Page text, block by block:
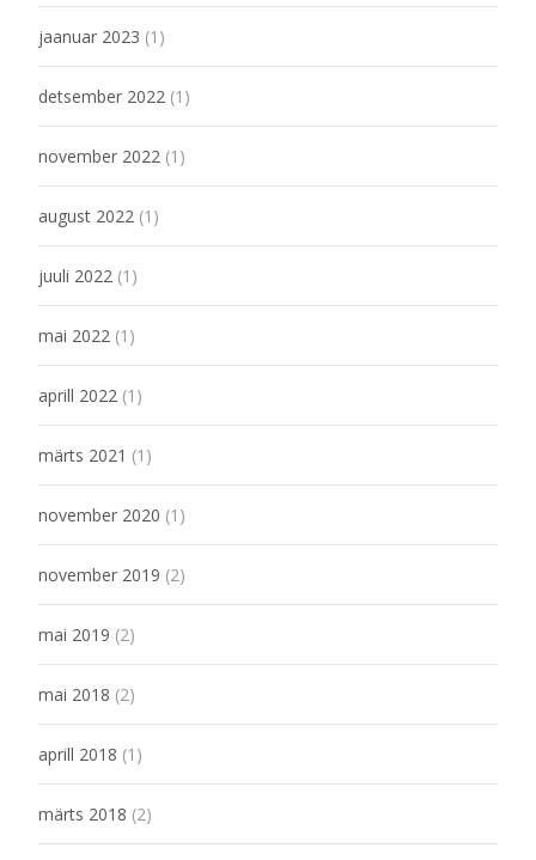
jaanuar 2023 (1)
detsember 2022 (1)
november 2022 (1)
august 2022 (1)
juuli 2022 (1)
mai 2022 (1)
aprill 2022 (1)
märts 2021 (1)
november 2020 (1)
november 2019 (2)
mai 2019 (2)
mai 2018 (2)
aprill 2018 (1)
märts 2018 (2)